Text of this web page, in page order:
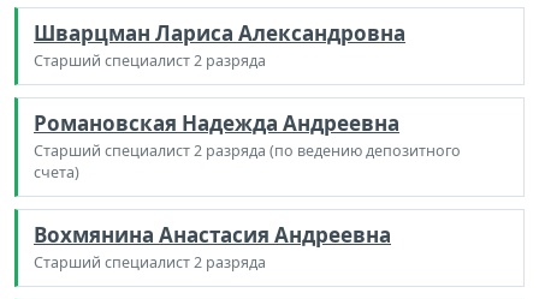
Шварцман Лариса Александровна
Старший специалист 2 разряда
Романовская Надежда Андреевна
Старший специалист 2 разряда (по ведению депозитного
счета)
Вохмянина Анастасия Андреевна
Старший специалист 2 разряда